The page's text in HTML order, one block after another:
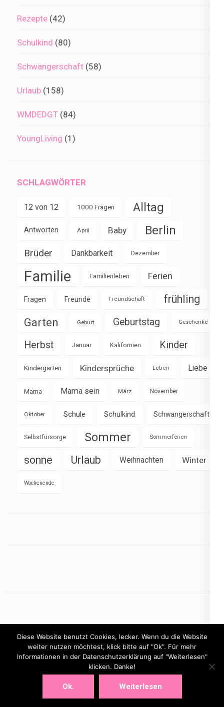
Rezepte (42)
Schulkind (80)
Schwangerschaft (58)
Urlaub (158)
WMDEDGT (84)
YoungLiving (1)
SCHLAGWÖRTER
12 von 12 1000 Fragen Alltag
Antworten April Baby Berlin
Brüder Dankbarkeit Dezember
Familie Familienleben Ferien
Fragen Freunde Freundschaft frühling
Garten Geburt Geburtstag Geschenke
Herbst Januar Kalifornien Kinder
Kindergarten Kindersprüche Leben Liebe
Mama Mama sein März November
Oktober Schule Schulkind Schwangerschaft
Selbstfürsorge Sommer Sommerferien
sonne Urlaub Weihnachten Winter
Wochenende
mamasbusiness.de
Diese Website benutzt Cookies, lecker. Wenn du die Website
weiter nutzen möchtest, klick bitte auf "Ok". Für mehr
Informationen in der Datenschutzerklärung auf "Weiterlesen"
klicken. Danke!
Ok. Weiterlesen